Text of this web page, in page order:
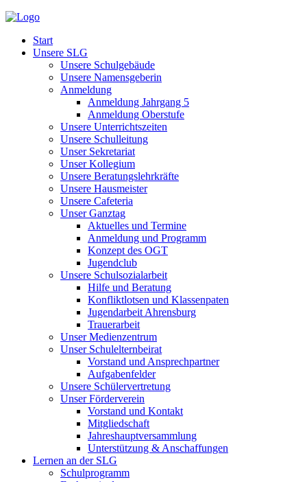
Start
Unsere SLG
Unsere Schulgebäude
Unsere Namensgeberin
Anmeldung
Anmeldung Jahrgang 5
Anmeldung Oberstufe
Unsere Unterrichtszeiten
Unsere Schulleitung
Unser Sekretariat
Unser Kollegium
Unsere Beratungslehrkräfte
Unsere Hausmeister
Unsere Cafeteria
Unser Ganztag
Aktuelles und Termine
Anmeldung und Programm
Konzept des OGT
Jugendclub
Unsere Schulsozialarbeit
Hilfe und Beratung
Konfliktlotsen und Klassenpaten
Jugendarbeit Ahrensburg
Trauerarbeit
Unser Medienzentrum
Unser Schulelternbeirat
Vorstand und Ansprechpartner
Aufgabenfelder
Unsere Schülervertretung
Unser Förderverein
Vorstand und Kontakt
Mitgliedschaft
Jahreshauptversammlung
Unterstützung & Anschaffungen
Lernen an der SLG
Schulprogramm